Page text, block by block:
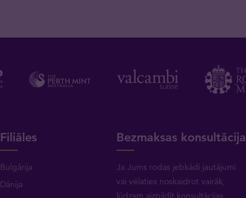
Filiāles
Bulgārija
Dānija
Bezmaksas konsultācija
Ja Jums rodas jebkādi jautājumi
vai vēlaties noskaidrot vairāk,
lūdzam aizpildīt konsultācijas